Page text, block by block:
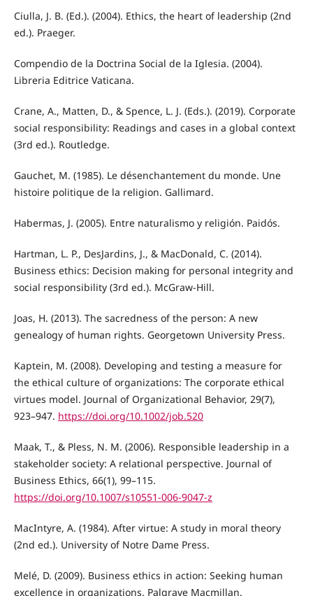
Ciulla, J. B. (Ed.). (2004). Ethics, the heart of leadership (2nd
ed.). Praeger.
Compendio de la Doctrina Social de la Iglesia. (2004).
Libreria Editrice Vaticana.
Crane, A., Matten, D., & Spence, L. J. (Eds.). (2019). Corporate
social responsibility: Readings and cases in a global context
(3rd ed.). Routledge.
Gauchet, M. (1985). Le désenchantement du monde. Une
histoire politique de la religion. Gallimard.
Habermas, J. (2005). Entre naturalismo y religión. Paidós.
Hartman, L. P., DesJardins, J., & MacDonald, C. (2014).
Business ethics: Decision making for personal integrity and
social responsibility (3rd ed.). McGraw-Hill.
Joas, H. (2013). The sacredness of the person: A new
genealogy of human rights. Georgetown University Press.
Kaptein, M. (2008). Developing and testing a measure for
the ethical culture of organizations: The corporate ethical
virtues model. Journal of Organizational Behavior, 29(7),
923–947. https://doi.org/10.1002/job.520
Maak, T., & Pless, N. M. (2006). Responsible leadership in a
stakeholder society: A relational perspective. Journal of
Business Ethics, 66(1), 99–115.
https://doi.org/10.1007/s10551-006-9047-z
MacIntyre, A. (1984). After virtue: A study in moral theory
(2nd ed.). University of Notre Dame Press.
Melé, D. (2009). Business ethics in action: Seeking human
excellence in organizations. Palgrave Macmillan.